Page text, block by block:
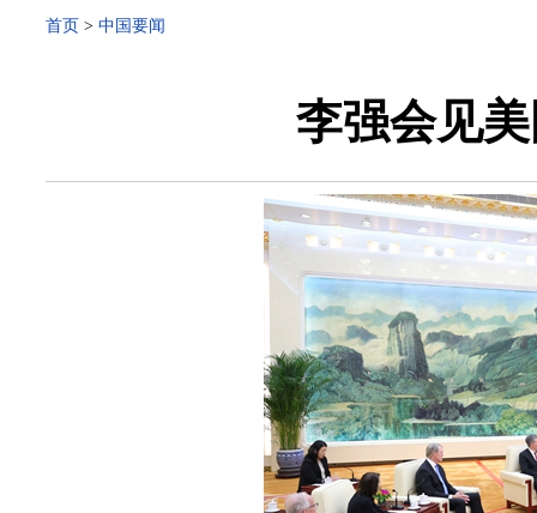
首页 > 中国要闻
李强会见